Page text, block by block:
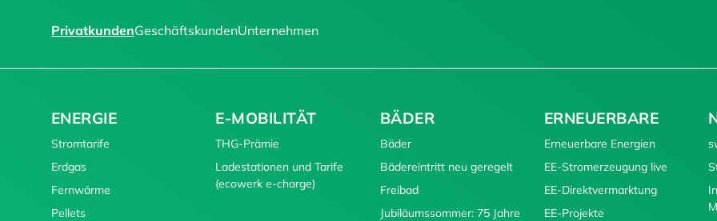
PrivatkundenGeschäftskundenUnternehmen
ENERGIE
Stromtarife
Erdgas
Fernwärme
Pellets
E-MOBILITÄT
THG-Prämie
Ladestationen und Tarife
(ecowerk e-charge)
BÄDER
Bäder
Bädereintritt neu geregelt
Freibad
Jubiläumssommer: 75 Jahre
ERNEUERBARE
Erneuerbare Energien
EE-Stromerzeugung live
EE-Direktvermarktung
EE-Projekte